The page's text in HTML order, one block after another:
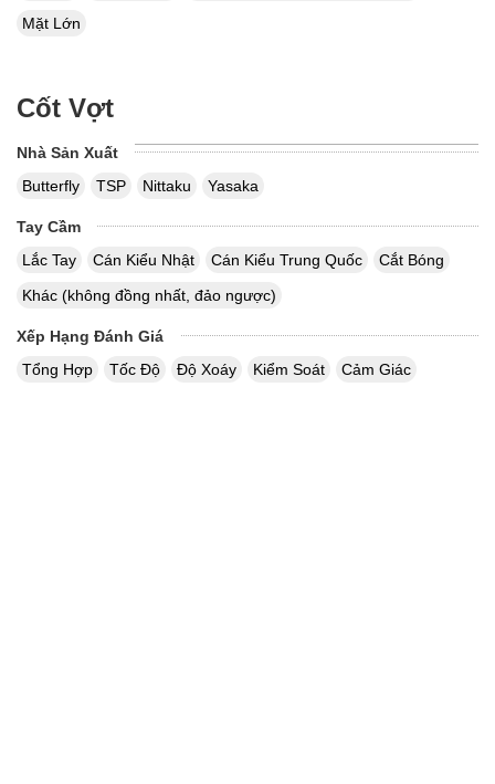
Mặt Lớn
Cốt Vợt
Nhà Sản Xuất
Butterfly
TSP Nittaku Yasaka
Tay Cầm
Lắc Tay
Cán Kiểu Nhật Cán Kiểu Trung Quốc
Cắt Bóng
Khác (không đồng nhất, đảo ngược)
Xếp Hạng Đánh Giá
Tổng Hợp
Tốc Độ Độ Xoáy Kiểm Soát Cảm Giác